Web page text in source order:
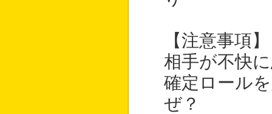
【注意事項】
相手が不快
確定ロール
ぜ？